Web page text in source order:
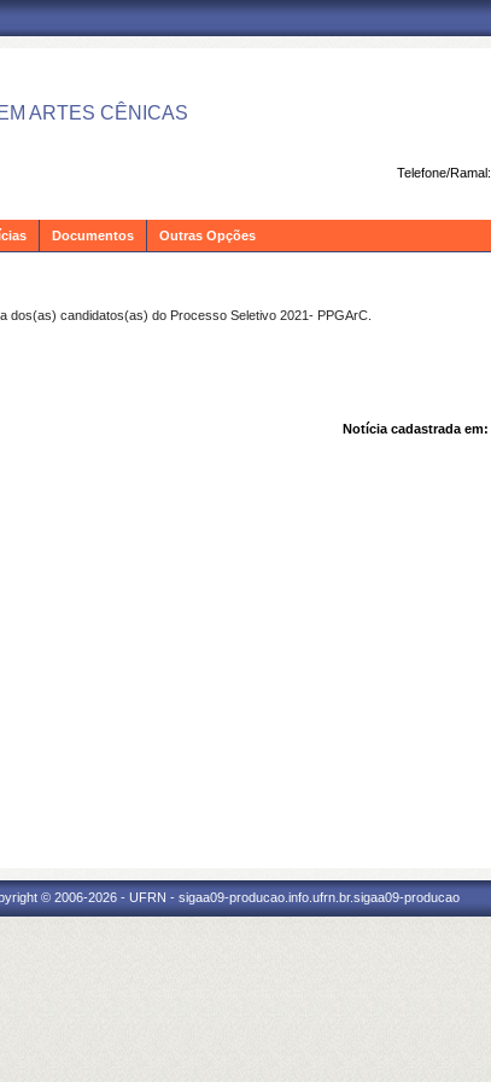
ARTES CÊNICAS
Telefone/Ramal:
Documentos Outras Opções
dos(as) candidatos(as) do Processo Seletivo 2021- PPGArC.
Notícia cadastrada em:
© 2006-2026 - UFRN - sigaa09-producao.info.ufrn.br.sigaa09-producao